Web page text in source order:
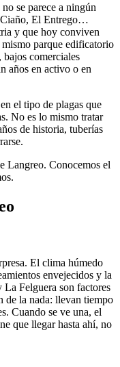
se parece a ningún
Ciaño, El Entrego…
y que hoy conviven
parque edificatorio
bajos comerciales
años en activo o en
el tipo de plagas que
No es lo mismo tratar
de historia, tuberías
Langreo. Conocemos el
El clima húmedo
envejecidos y la
La Felguera son factores
de la nada: llevan tiempo
Cuando se ve una, el
que llegar hasta ahí, no